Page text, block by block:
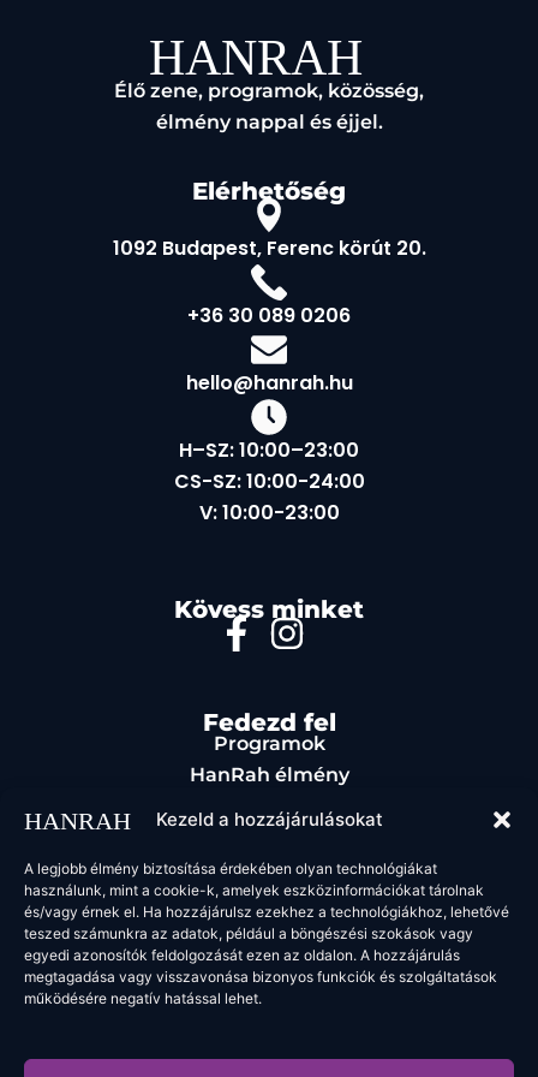
Kezeld a hozzájárulásokat
A legjobb élmény biztosítása érdekében olyan technológiákat
használunk, mint a cookie-k, amelyek eszközinformációkat tárolnak
és/vagy érnek el. Ha hozzájárulsz ezekhez a technológiákhoz, lehetővé
teszed számunkra az adatok, például a böngészési szokások vagy
egyedi azonosítók feldolgozását ezen az oldalon. A hozzájárulás
megtagadása vagy visszavonása bizonyos funkciók és szolgáltatások
működésére negatív hatással lehet.
Élő zene, programok, közösség,
élmény nappal és éjjel.
Elérhetőség
1092 Budapest, Ferenc körút 20.
+36 30 089 0206
hello@hanrah.hu
H–SZ: 10:00–23:00
CS-SZ: 10:00-24:00
V: 10:00-23:00
Kövess minket
Fedezd fel
Programok
HanRah élmény
Rendezvényszervezés
Étel & ital
Kapcsolat
Jogi oldalak
ÁSZF